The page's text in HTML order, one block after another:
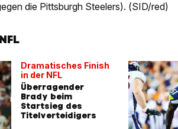
die Pittsburgh Steelers). (SID/red)
Dramatisches Finish
in der NFL
Überragender
Brady beim
Startsieg des
Titelverteidigers